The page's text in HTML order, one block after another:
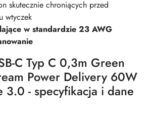
skutecznie chroniących przed
wtyczek
w standardzie 23 AWG
C Typ C 0,3m Green
Power Delivery 60W
3.0 - specyfikacja i dane